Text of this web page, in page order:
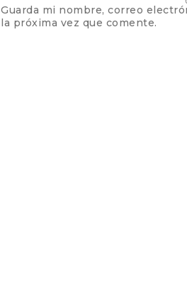
Guarda mi nombre, correo
la próxima vez que comente.